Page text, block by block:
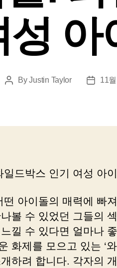
성 아
PostByJustin Taylor
Post11
드박스 인기 여성 아
떤 아이돌의 매력에 빠
볼 수 있었던 그들의
낄 수 있다면 얼마나
화제를 모으고 있는 ‘
하려 합니다. 각자의